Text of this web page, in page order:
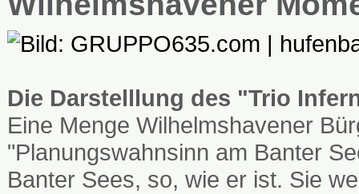
Die Darstelllung des "Trio
Eine Menge Wilhelmshavener
"Planungswahnsinn am Banter
Banter Sees, so, wie er ist. Sie